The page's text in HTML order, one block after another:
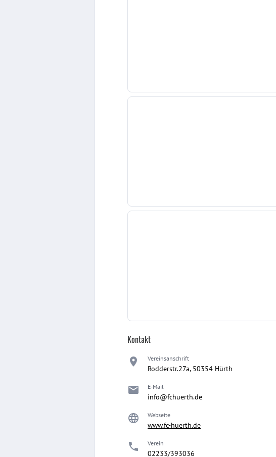
Kontakt
Vereinsanschrift
Rodderstr.27a, 50354 Hürth
E-Mail
info@fchuerth.de
Webseite
www.fc-huerth.de
Verein
02233/393036